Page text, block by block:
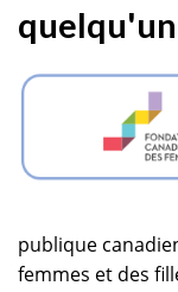
publique
femmes et des